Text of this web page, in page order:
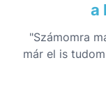
a
"Számomra
már el is